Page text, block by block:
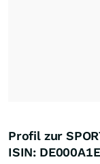
Profil zur
ISIN: